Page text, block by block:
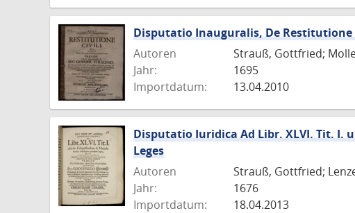
Disputatio Inauguralis, De Restitutione
Autoren
Strauß, Gottfried;
Jahr:
1695
Importdatum:
13.04.2010
Disputatio Iuridica Ad Libr. XLVI. Tit. I.
Leges
Autoren
Strauß, Gottfried;
Jahr:
1676
Importdatum:
18.04.2013